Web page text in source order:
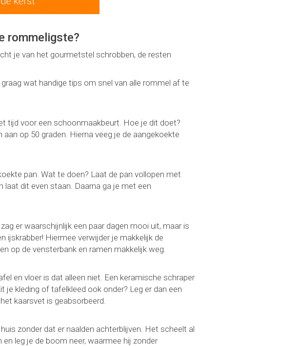
rommeligste?
je van het gourmetstel schrobben, de resten
wat handige tips om snel van alle rommel af te
tijd voor een schoonmaakbeurt. Hoe je dit doet?
op 50 graden. Hierna veeg je de aangekoekte
pan. Wat te doen? Laat de pan vollopen met
dit even staan. Daarna ga je met een
er waarschijnlijk een paar dagen mooi uit, maar is
ijskrabber! Hiermee verwijder je makkelijk de
op de vensterbank en ramen makkelijk weg.
en vloer is dat alleen niet. Een keramische schraper
kleding of tafelkleed ook onder? Leg er dan een
kaarsvet is geabsorbeerd.
zonder dat er naalden achterblijven. Het scheelt al
leg je de boom neer, waarmee hij zonder